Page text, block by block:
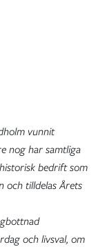
vunnit
nog har samtliga
bedrift som
och tilldelas Årets
och livsval, om